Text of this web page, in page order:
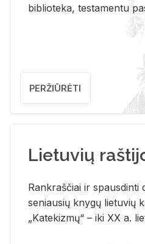
bi­b­lio­te­ka, te­sta­men­tu
PERŽIŪRĖTI
Lietuvių
Rank­raš­čiai ir
se­niau­sių kny­gų lie­tu­vių
„Ka­te­kiz­mų“ – iki XX a.